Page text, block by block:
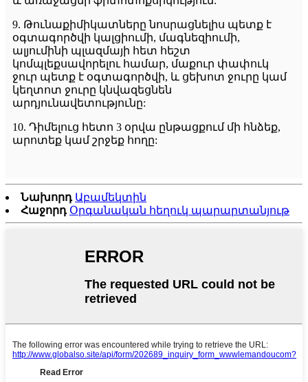
9. Թունաքիմիկատները նոսրացնելիս պետք է
օգտագործվի կալցիումի, մագնեզիումի,
ալյումինի պլազմայի հետ հեշտ
կոմպլեքսավորելու համար, մաքուր փափուկ
ջուր պետք է օգտագործվի, և ցեխոտ ջուրը կամ
կեղտոտ ջուրը կնվազեցնեն
արդյունավետությունը:
10. Դիմելուց հետո 3 օրվա ընթացքում մի հնձեք,
արոտեք կամ շրջեք հողը:
Նախորդ Աբամեկտին
Հաջորդ Օրգանական հեղուկ պարարտանյութ